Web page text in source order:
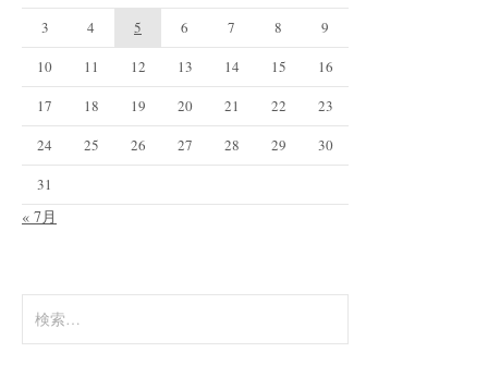
3
4 5 6 7 8
9
10
11 12 13 14 15
16
17
18 19 20 21 22
23
24
25 26 27 28 29
30
31
« 7月
索: